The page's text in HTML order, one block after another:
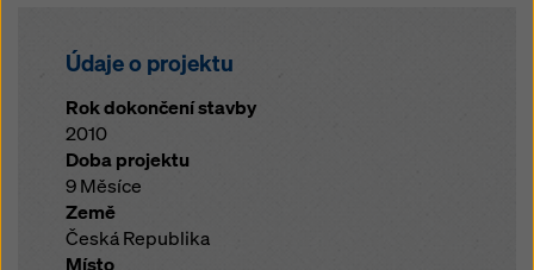
Údaje o projektu
Rok dokončení stavby
2010
Doba projektu
9 Měsíce
Země
Česká Republika
Místo